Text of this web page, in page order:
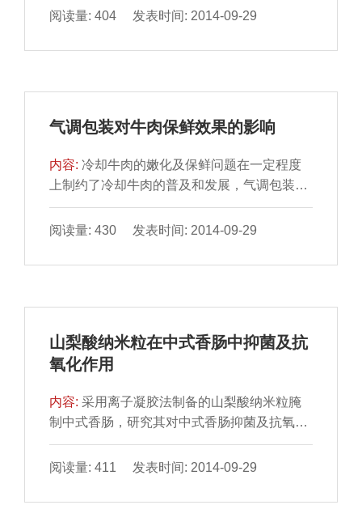
燥猪肉中脂肪进行...
阅读量: 404 发表时间: 2014-09-29
气调包装对牛肉保鲜效果的影响
内容:冷却牛肉的嫩化及保鲜问题在一定程度
上制约了冷却牛肉的普及和发展，气调包装是
一种通过调节和控制 食品所处环境中气体组成
的保鲜方法，并...
阅读量: 430 发表时间: 2014-09-29
山梨酸纳米粒在中式香肠中抑菌及抗
氧化作用
内容:采用离子凝胶法制备的山梨酸纳米粒腌
制中式香肠，研究其对中式香肠抑菌及抗氧化
性能的影响。在中 式香肠自然风干20 d后，定
期检测各处理...
阅读量: 411 发表时间: 2014-09-29